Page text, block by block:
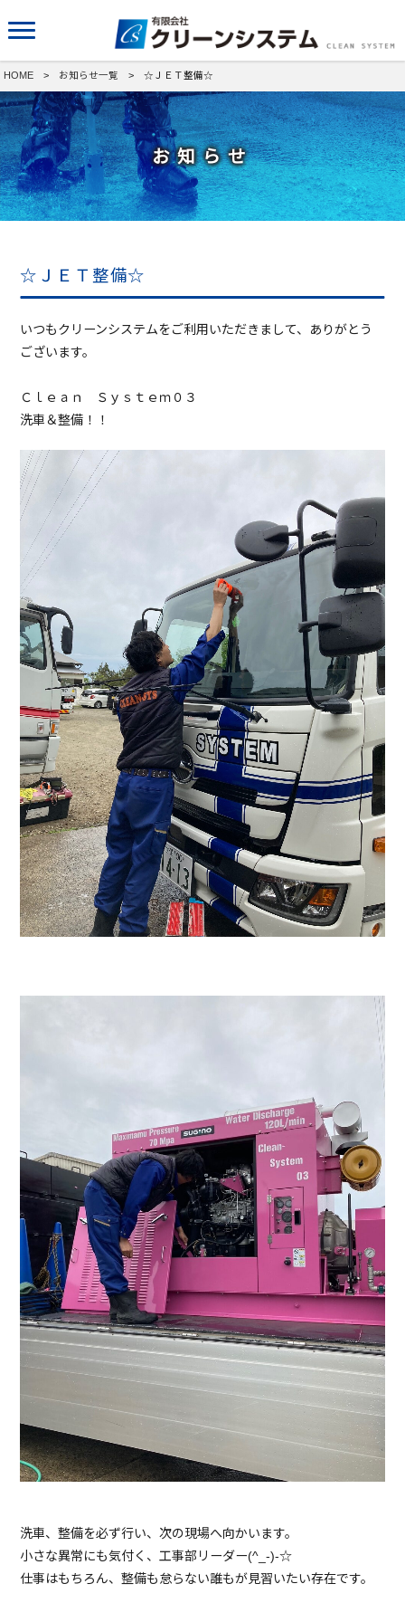
HOME > お知らせ一覧 > ☆ＪＥＴ整備☆
お知らせ
☆ＪＥＴ整備☆
いつもクリーンシステムをご利用いただきまして、ありがとう
ございます。
Ｃｌｅａｎ Ｓｙｓｔｅｍ０３
洗車＆整備！！
洗車、整備を必ず行い、次の現場へ向かいます。
小さな異常にも気付く、工事部リーダー(^_-)-☆
仕事はもちろん、整備も怠らない誰もが見習いたい存在です。